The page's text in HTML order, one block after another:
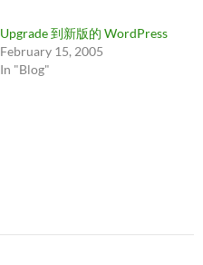
Upgrade 到新版的 WordPress
February 15, 2005
In "Blog"